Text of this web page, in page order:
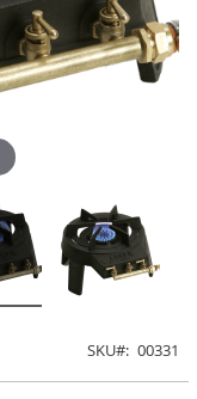
SKU 00331